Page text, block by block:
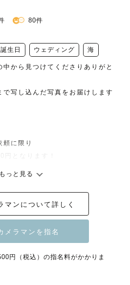
80件
誕生日 ウェディング 海
から見つけてくださりありがと
で写し込んだ写真をお届けします
に限り
となります！
学校を卒業
カメラマンとして採用
カロ、そしてお酒とサウナです♨️
もっと見る
マンについて詳しく
円（税込）の指名料がかかりま